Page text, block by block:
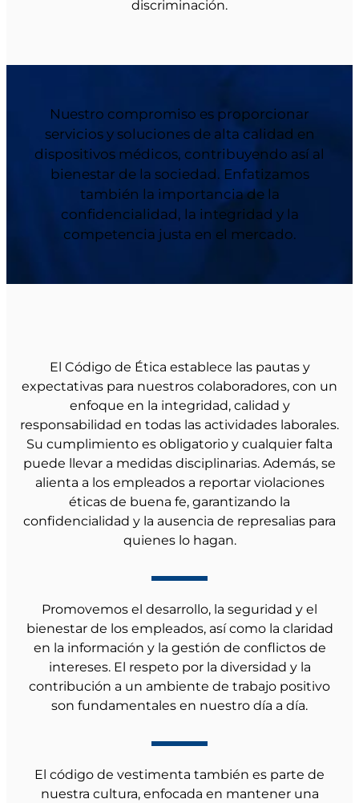
discriminación.
Nuestro compromiso es proporcionar
servicios y soluciones de alta calidad en
dispositivos médicos, contribuyendo así al
bienestar de la sociedad. Enfatizamos
también la importancia de la
confidencialidad, la integridad y la
competencia justa en el mercado.
El Código de Ética establece las pautas y
expectativas para nuestros colaboradores, con un
enfoque en la integridad, calidad y
responsabilidad en todas las actividades laborales.
Su cumplimiento es obligatorio y cualquier falta
puede llevar a medidas disciplinarias. Además, se
alienta a los empleados a reportar violaciones
éticas de buena fe, garantizando la
confidencialidad y la ausencia de represalias para
quienes lo hagan.
Promovemos el desarrollo, la seguridad y el
bienestar de los empleados, así como la claridad
en la información y la gestión de conflictos de
intereses. El respeto por la diversidad y la
contribución a un ambiente de trabajo positivo
son fundamentales en nuestro día a día.
El código de vestimenta también es parte de
nuestra cultura, enfocada en mantener una